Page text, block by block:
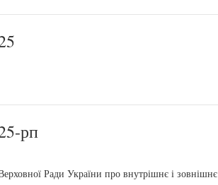
рп
Ради України про внутрішнє і зовнішнє